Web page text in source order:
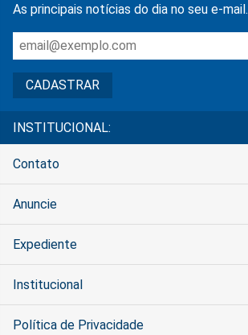
As principais notícias do dia no seu e-mail.
INSTITUCIONAL:
Contato
Anuncie
Expediente
Institucional
Política de Privacidade